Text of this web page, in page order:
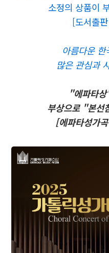
소정의 상품이
[도서출
아름다운
많은 관심과
"에파타
부상으로 "본선
[에파타성가